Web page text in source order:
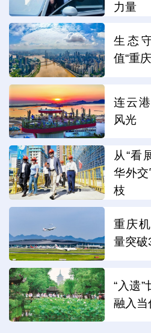
力量
生态
值“重
连云
风光
从“看
华外
枝
重庆
量突破
“入遗
融入当